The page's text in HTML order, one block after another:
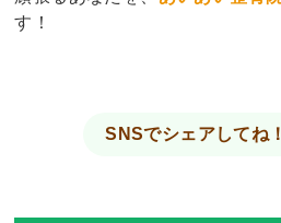
す！
SNSでシェアしてね！